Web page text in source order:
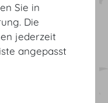
UND
Sie in
Die
jederzeit
angepasst